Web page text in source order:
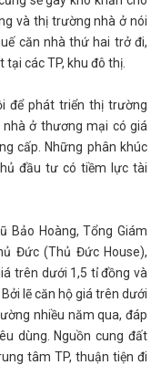
và thị trường nhà ở nói
căn nhà thứ hai trở đi,
các TP, khu đô thị.
để phát triển thị trường
nhà ở thương mại có giá
cấp. Những phân khúc
đầu tư có tiềm lực tài
Bảo Hoàng, Tổng Giám
Đức (Thủ Đức House),
trên dưới 1,5 tỉ đồng và
lẽ căn hộ giá trên dưới
nhiều năm qua, đáp
dùng. Nguồn cung đất
tâm TP, thuận tiện đi